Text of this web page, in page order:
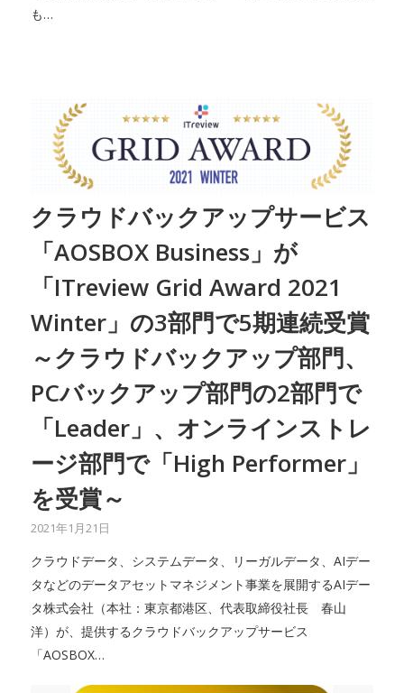
も…
クラウドバックアップサービス
「AOSBOX Business」が
「ITreview Grid Award 2021
Winter」の3部門で5期連続受賞
～クラウドバックアップ部門、
PCバックアップ部門の2部門で
「Leader」、オンラインストレ
ージ部門で「High Performer」
を受賞～
2021年1月21日
クラウドデータ、システムデータ、リーガルデータ、AIデー
タなどのデータアセットマネジメント事業を展開するAIデー
タ株式会社（本社：東京都港区、代表取締役社長 春山
洋）が、提供するクラウドバックアップサービス
「AOSBOX…